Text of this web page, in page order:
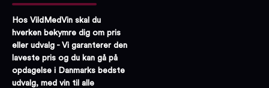
Hos VildMedVin skal du
hverken bekymre dig om pris
eller udvalg - Vi garanterer den
laveste pris og du kan gå på
opdagelse i Danmarks bedste
udvalg, med vin til alle